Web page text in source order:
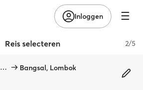
Inloggen
Reis selecteren 2/5
Buyuk Harbour, Nusa Penida
Bangsal, Lombok